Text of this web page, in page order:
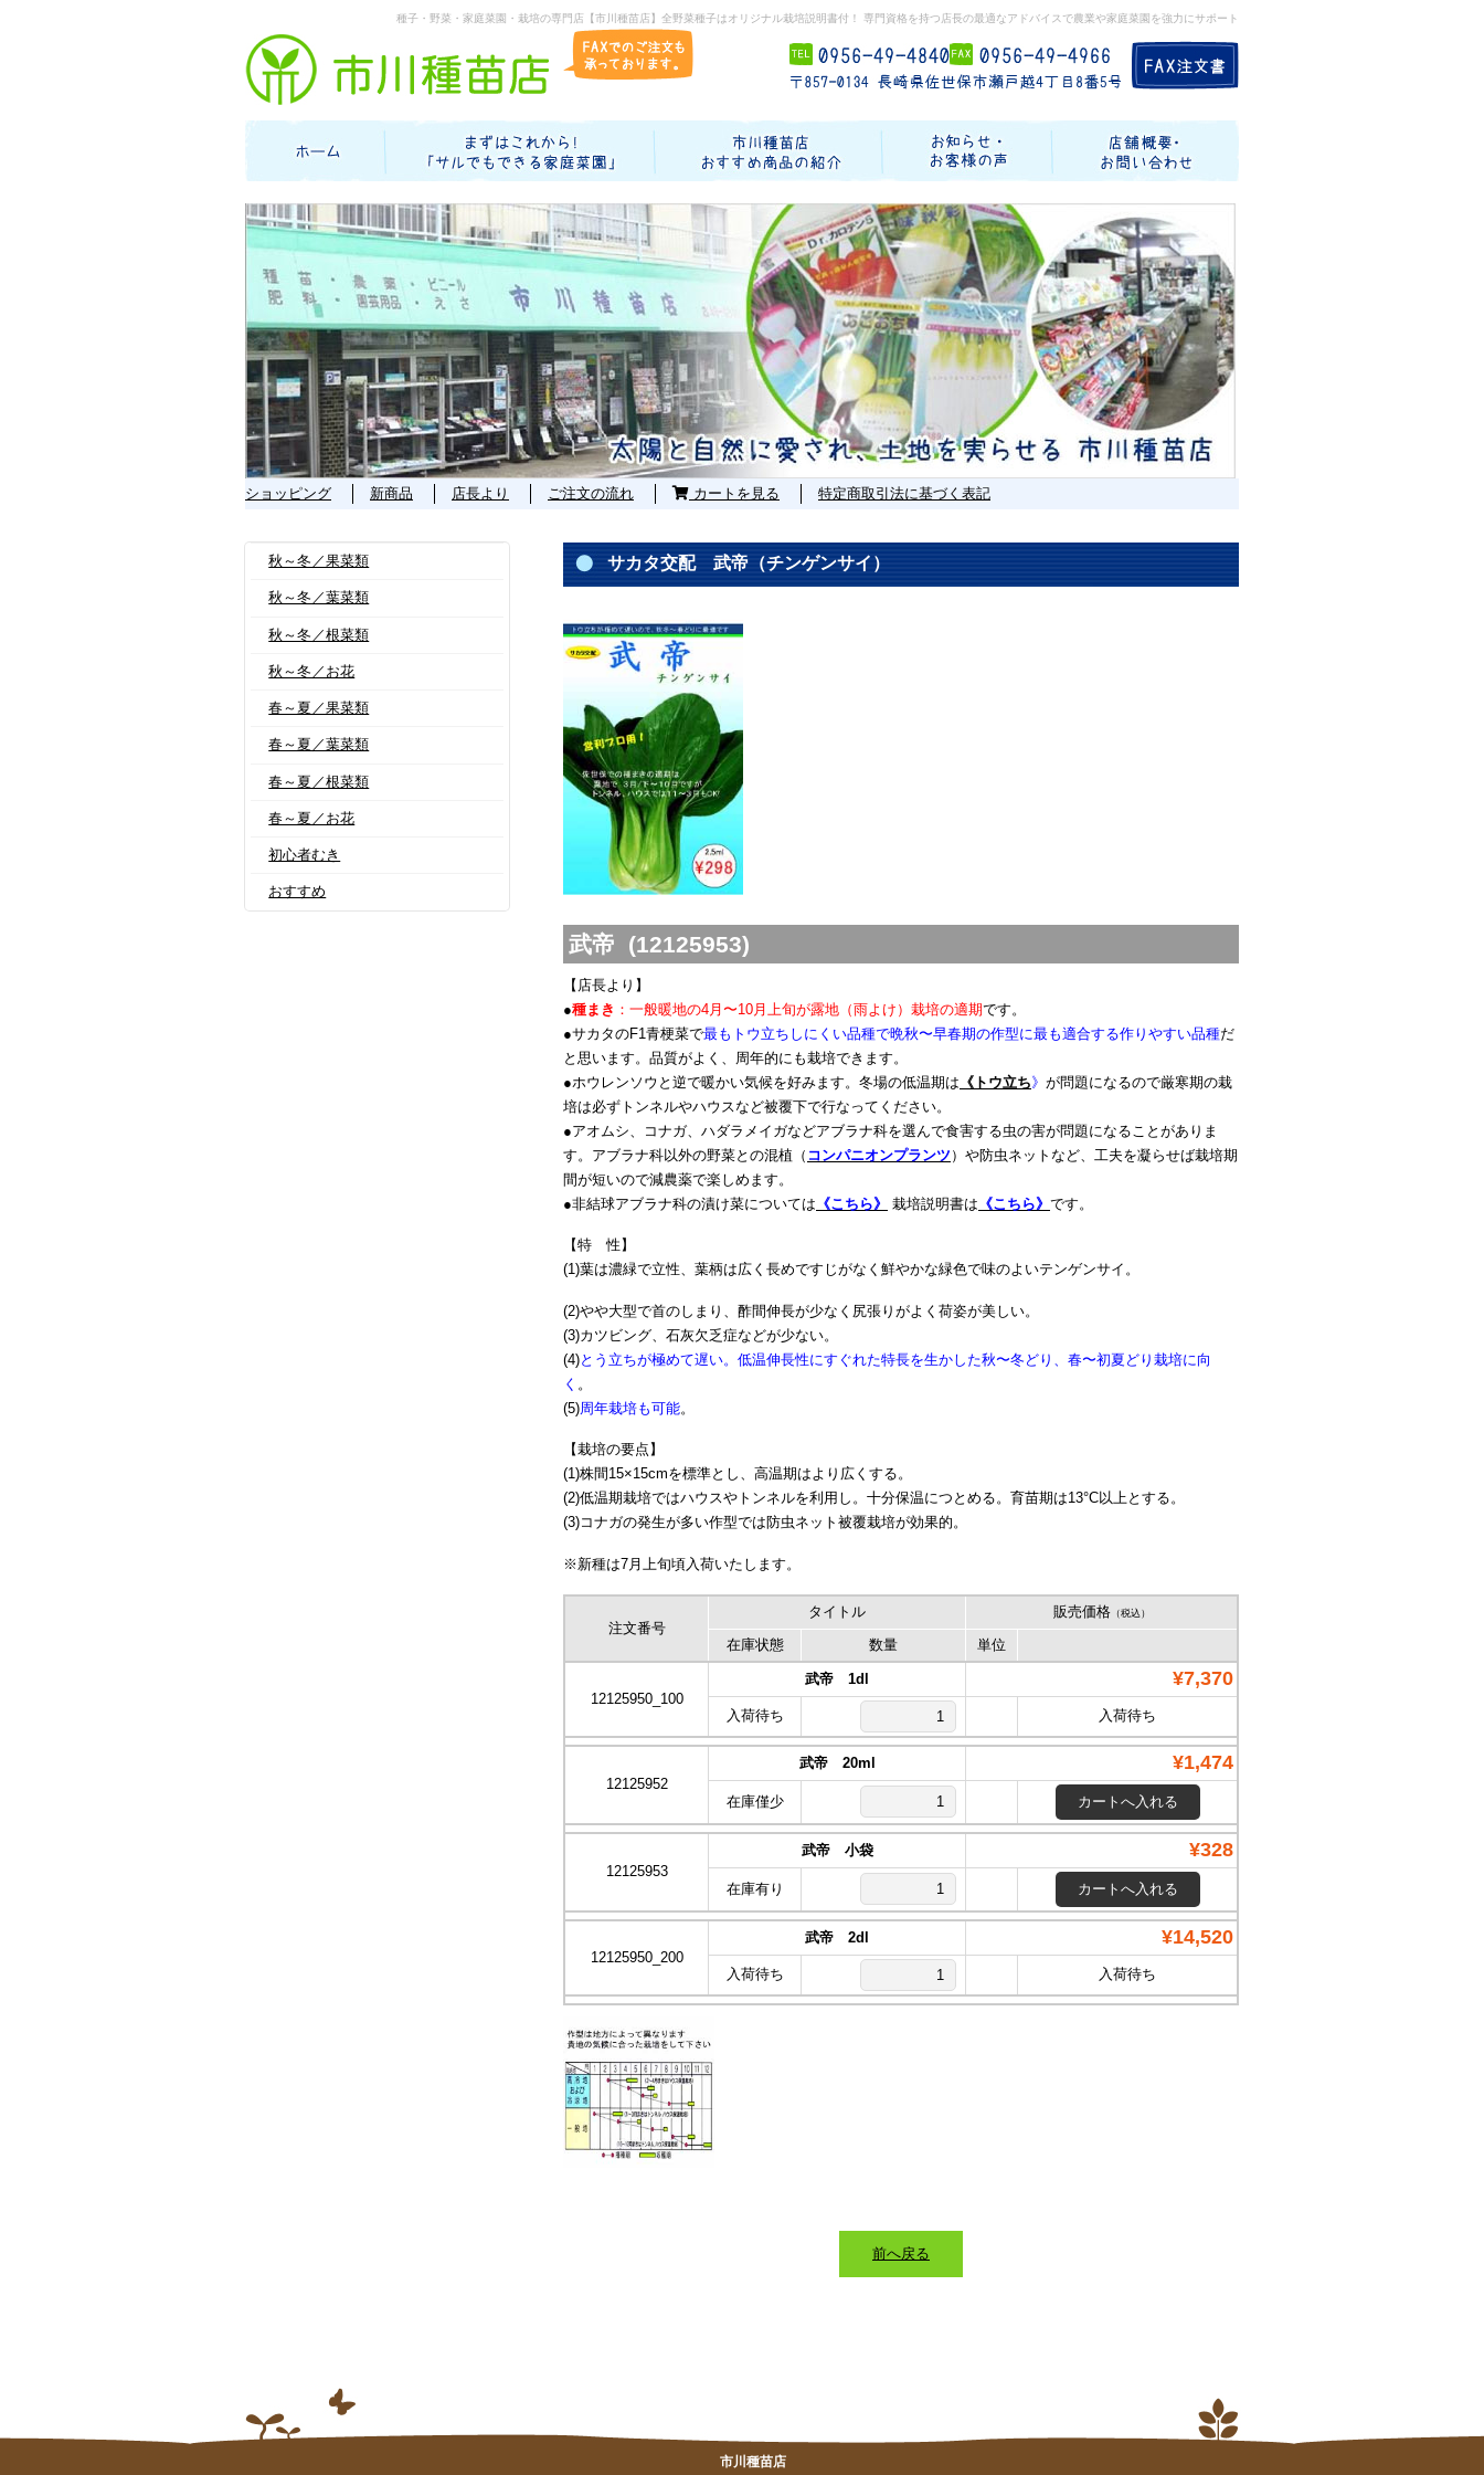
種子・野菜・家庭菜園・栽培の専門店【市川種苗店】全野菜種子はオリジナル栽培説明書付！ 専門資格を持つ店長の最適なアドバイスで農業や家庭菜園を強力にサポート
ショッピング 新商品 店長より ご注文の流れ カートを見る 特定商取引法に基づく表記
サカタ交配 武帝（チンゲンサイ）
武帝 (12125953)
【店長より】
●種まき ：一般暖地の4月〜10月上旬が露地（雨よけ）栽培の適期です。
●サカタのF1青梗菜で最もトウ立ちしにくい品種で晩秋〜早春期の作型に最も適合する作りやすい品種だ
と思います。品質がよく、周年的にも栽培できます。
●ホウレンソウと逆で暖かい気候を好みます。冬場の低温期は 《トウ立ち》 が問題になるので厳寒期の栽
培は必ずトンネルやハウスなど被覆下で行なってください。
●アオムシ、コナガ、ハダラメイガなどアブラナ科を選んで食害する虫の害が問題になることがありま
す。アブラナ科以外の野菜との混植（ コンパニオンプランツ ）や防虫ネットなど、工夫を凝らせば栽培期
間が短いので減農薬で楽しめます。
●非結球アブラナ科の漬け菜については 《こちら》 栽培説明書は 《こちら》 です。
【特 性】
(1)葉は濃緑で立性、葉柄は広く長めですじがなく鮮やかな緑色で味のよいテンゲンサイ。
(2)やや大型で首のしまり、酢間伸長が少なく尻張りがよく荷姿が美しい。
(3)カツビング、石灰欠乏症などが少ない。
(4)とう立ちが極めて遅い。低温伸長性にすぐれた特長を生かした秋〜冬どり、春〜初夏どり栽培に向
く 。
(5)周年栽培も可能。
【栽培の要点】
(1)株間15×15cmを標準とし、高温期はより広くする。
(2)低温期栽培ではハウスやトンネルを利用し。十分保温につとめる。育苗期は13°C以上とする。
(3)コナガの発生が多い作型では防虫ネット被覆栽培が効果的。
※新種は7月上旬頃入荷いたします。
注文番号
タイトル 販売価格（税込）
在庫状態 数量 単位
12125950_100
武帝 1dl ¥7,370
入荷待ち 入荷待ち
12125952
武帝 20ml ¥1,474
在庫僅少
12125953
武帝 小袋 ¥328
在庫有り
12125950_200
武帝 2dl ¥14,520
入荷待ち 入荷待ち
前へ戻る
秋～冬／果菜類
秋～冬／葉菜類
秋～冬／根菜類
秋～冬／お花
春～夏／果菜類
春～夏／葉菜類
春～夏／根菜類
春～夏／お花
初心者むき
おすすめ
市川種苗店